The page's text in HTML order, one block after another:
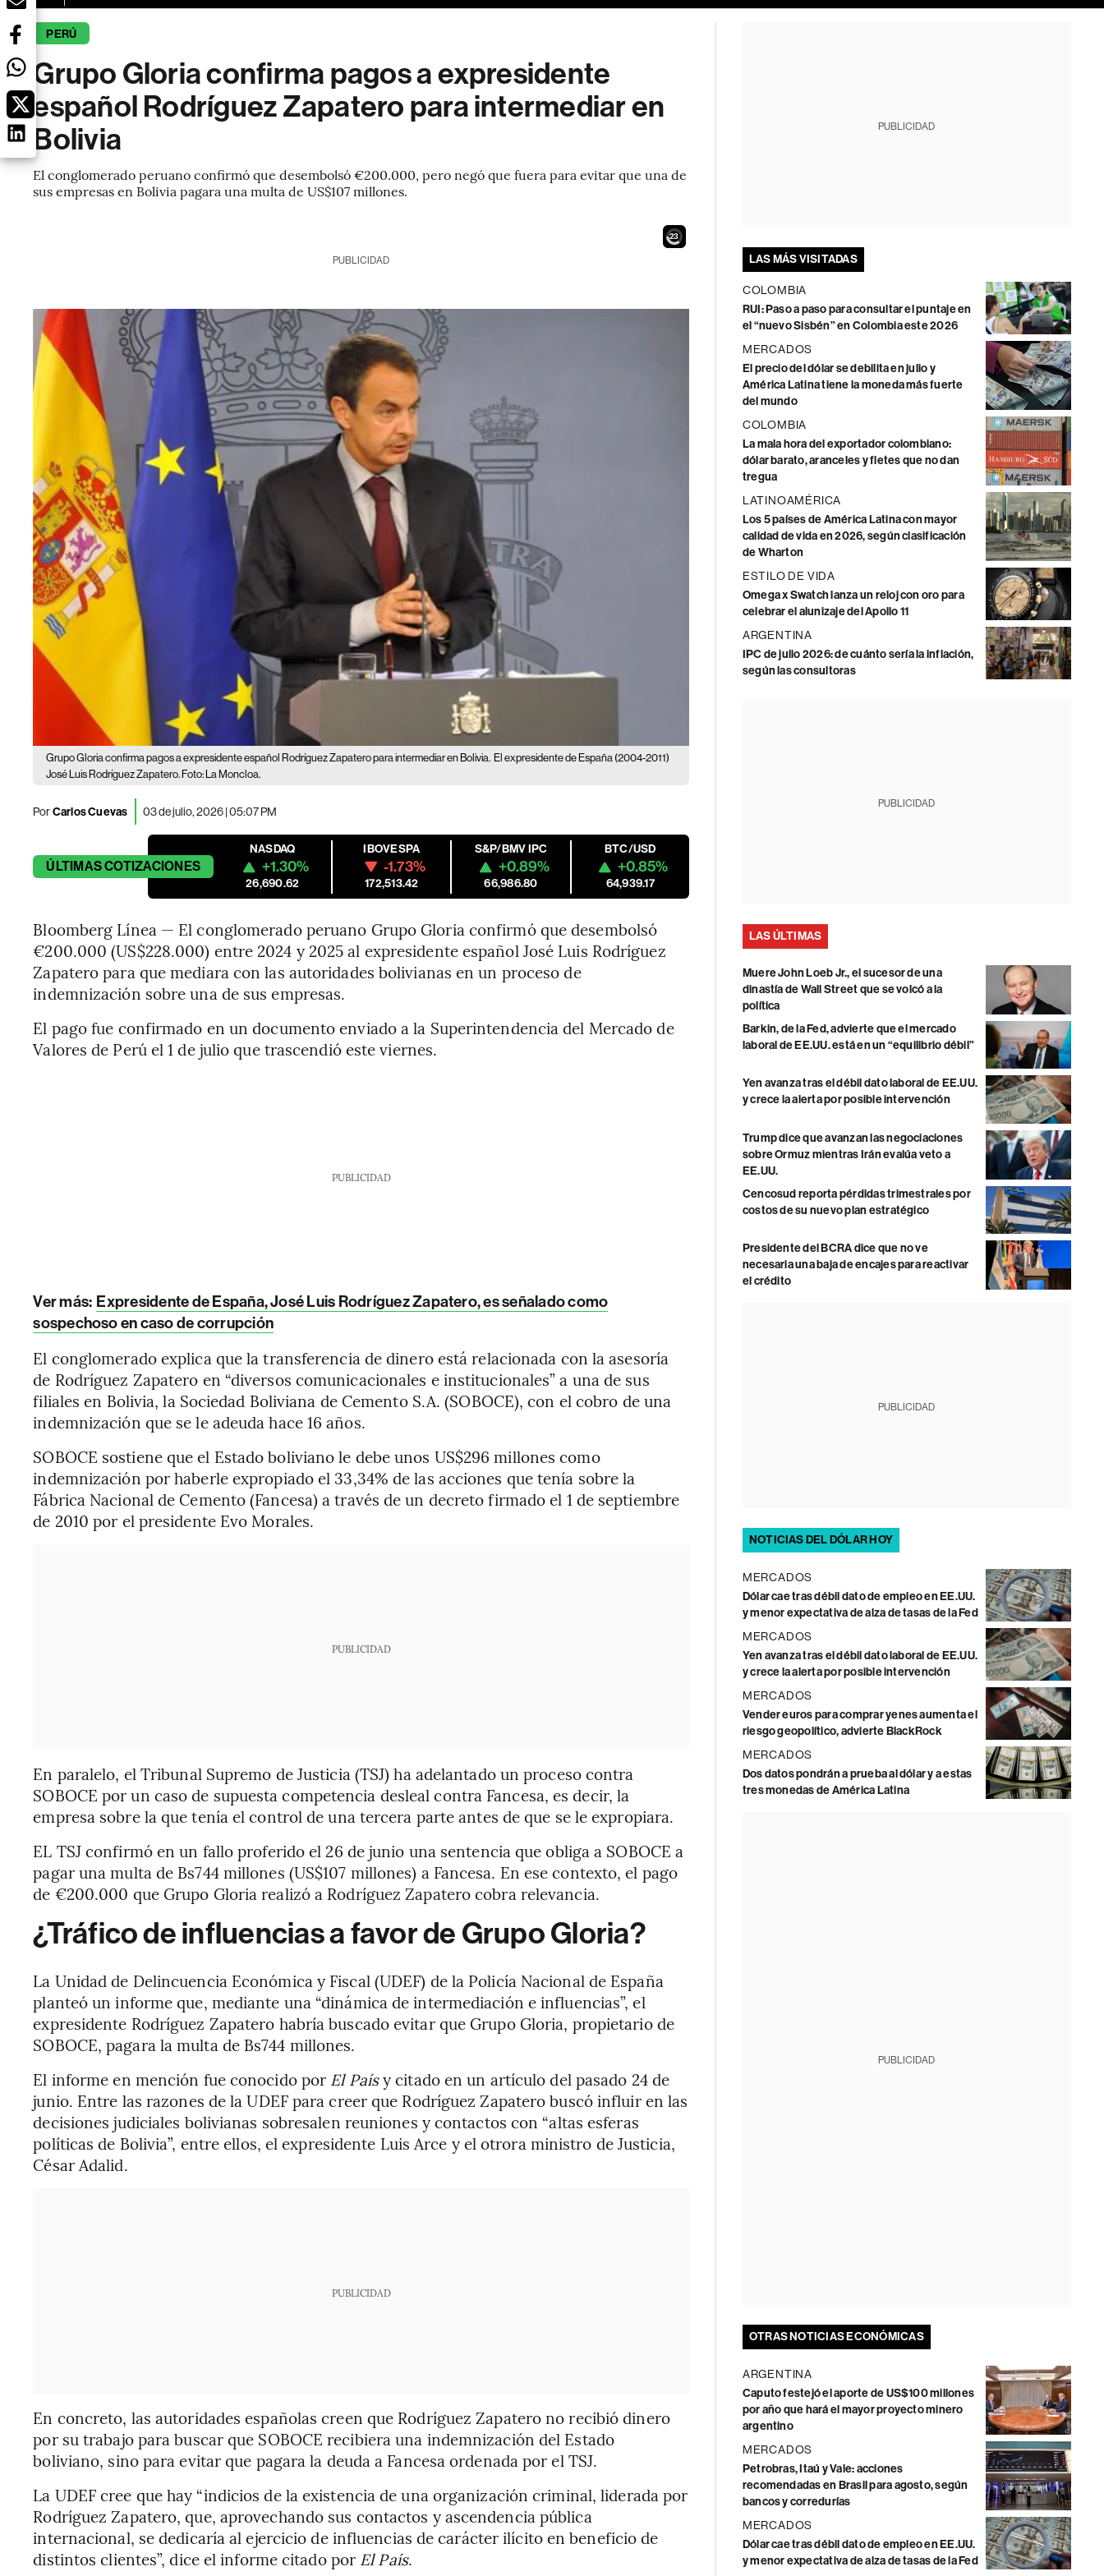
PERÚ
Grupo Gloria confirma pagos a expresidente
español Rodríguez Zapatero para intermediar en
Bolivia
El conglomerado peruano confirmó que desembolsó €200.000, pero negó que fuera para evitar que una de
sus empresas en Bolivia pagara una multa de US$107 millones.
21
PUBLICIDAD
Grupo Gloria confirma pagos a expresidente español Rodríguez Zapatero para intermediar en Bolivia. El expresidente de España (2004-2011)
José Luis Rodríguez Zapatero. Foto: La Moncloa.
PorCarlos Cuevas 03 de julio, 2026 | 05:07 PM
ÚLTIMASCOTIZACIONES
NASDAQ
+1.30%
26,690.62
IBOVESPA
-1.73%
172,513.42
S&P/BMV IPC
+0.89%
66,986.80
BTC/USD
+0.85%
64,939.17
Bloomberg Línea — El conglomerado peruano Grupo Gloria confirmó que desembolsó
€200.000 (US$228.000) entre 2024 y 2025 al expresidente español José Luis Rodríguez
Zapatero para que mediara con las autoridades bolivianas en un proceso de
indemnización sobre una de sus empresas.
El pago fue confirmado en un documento enviado a la Superintendencia del Mercado de
Valores de Perú el 1 de julio que trascendió este viernes.
PUBLICIDAD
Ver más: Expresidente de España, José Luis Rodríguez Zapatero, es señalado como
sospechoso en caso de corrupción
El conglomerado explica que la transferencia de dinero está relacionada con la asesoría
de Rodríguez Zapatero en “diversos comunicacionales e institucionales” a una de sus
filiales en Bolivia, la Sociedad Boliviana de Cemento S.A. (SOBOCE), con el cobro de una
indemnización que se le adeuda hace 16 años.
SOBOCE sostiene que el Estado boliviano le debe unos US$296 millones como
indemnización por haberle expropiado el 33,34% de las acciones que tenía sobre la
Fábrica Nacional de Cemento (Fancesa) a través de un decreto firmado el 1 de septiembre
de 2010 por el presidente Evo Morales.
PUBLICIDAD
En paralelo, el Tribunal Supremo de Justicia (TSJ) ha adelantado un proceso contra
SOBOCE por un caso de supuesta competencia desleal contra Fancesa, es decir, la
empresa sobre la que tenía el control de una tercera parte antes de que se le expropiara.
EL TSJ confirmó en un fallo proferido el 26 de junio una sentencia que obliga a SOBOCE a
pagar una multa de Bs744 millones (US$107 millones) a Fancesa. En ese contexto, el pago
de €200.000 que Grupo Gloria realizó a Rodríguez Zapatero cobra relevancia.
¿Tráfico de influencias a favor de Grupo Gloria?
La Unidad de Delincuencia Económica y Fiscal (UDEF) de la Policía Nacional de España
planteó un informe que, mediante una “dinámica de intermediación e influencias”, el
expresidente Rodríguez Zapatero habría buscado evitar que Grupo Gloria, propietario de
SOBOCE, pagara la multa de Bs744 millones.
El informe en mención fue conocido por El Paísy citado en un artículo del pasado 24 de
junio. Entre las razones de la UDEF para creer que Rodríguez Zapatero buscó influir en las
decisiones judiciales bolivianas sobresalen reuniones y contactos con “altas esferas
políticas de Bolivia”, entre ellos, el expresidente Luis Arce y el otrora ministro de Justicia,
César Adalid.
PUBLICIDAD
En concreto, las autoridades españolas creen que Rodríguez Zapatero no recibió dinero
por su trabajo para buscar que SOBOCE recibiera una indemnización del Estado
boliviano, sino para evitar que pagara la deuda a Fancesa ordenada por el TSJ.
La UDEF cree que hay “indicios de la existencia de una organización criminal, liderada por
Rodríguez Zapatero, que, aprovechando sus contactos y ascendencia pública
internacional, se dedicaría al ejercicio de influencias de carácter ilícito en beneficio de
distintos clientes”, dice el informe citado por El País.
PUBLICIDAD
LAS MÁS VISITADAS
COLOMBIA
RUI: Paso a paso para consultar el puntaje en
el “nuevo Sisbén” en Colombia este 2026
MERCADOS
El precio del dólar se debilita en julio y
América Latina tiene la moneda más fuerte
del mundo
COLOMBIA
La mala hora del exportador colombiano:
dólar barato, aranceles y fletes que no dan
tregua
LATINOAMÉRICA
Los 5 países de América Latina con mayor
calidad de vida en 2026, según clasificación
de Wharton
ESTILO DE VIDA
Omega x Swatch lanza un reloj con oro para
celebrar el alunizaje del Apollo 11
ARGENTINA
IPC de julio 2026: de cuánto sería la inflación,
según las consultoras
PUBLICIDAD
LAS ÚLTIMAS
Muere John Loeb Jr., el sucesor de una
dinastía de Wall Street que se volcó a la
política
Barkin, de la Fed, advierte que el mercado
laboral de EE.UU. está en un “equilibrio débil”
Yen avanza tras el débil dato laboral de EE.UU.
y crece la alerta por posible intervención
Trump dice que avanzan las negociaciones
sobre Ormuz mientras Irán evalúa veto a
EE.UU.
Cencosud reporta pérdidas trimestrales por
costos de su nuevo plan estratégico
Presidente del BCRA dice que no ve
necesaria una baja de encajes para reactivar
el crédito
PUBLICIDAD
NOTICIAS DEL DÓLAR HOY
MERCADOS
Dólar cae tras débil dato de empleo en EE.UU.
y menor expectativa de alza de tasas de la Fed
MERCADOS
Yen avanza tras el débil dato laboral de EE.UU.
y crece la alerta por posible intervención
MERCADOS
Vender euros para comprar yenes aumenta el
riesgo geopolítico, advierte BlackRock
MERCADOS
Dos datos pondrán a prueba al dólar y a estas
tres monedas de América Latina
PUBLICIDAD
OTRAS NOTICIAS ECONÓMICAS
ARGENTINA
Caputo festejó el aporte de US$100 millones
por año que hará el mayor proyecto minero
argentino
MERCADOS
Petrobras, Itaú y Vale: acciones
recomendadas en Brasil para agosto, según
bancos y corredurías
MERCADOS
Dólar cae tras débil dato de empleo en EE.UU.
y menor expectativa de alza de tasas de la Fed